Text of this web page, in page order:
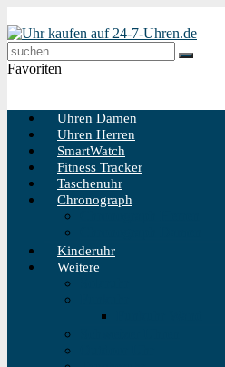
Favoriten
Uhren Damen
Uhren Herren
SmartWatch
Fitness Tracker
Taschenuhr
Chronograph
Kinderuhr
Weitere